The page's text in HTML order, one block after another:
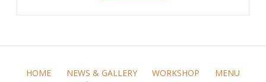
HOME NEWS & GALLERY WORKSHOP
MENU